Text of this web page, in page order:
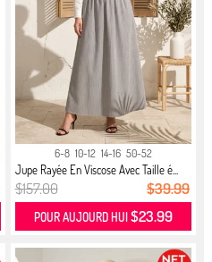
6-8 10-12 14-16 50-52
Jupe Rayée En Viscose Avec Taille é...
$157.00 $39.99
POUR AUJOURD HUI $23.99